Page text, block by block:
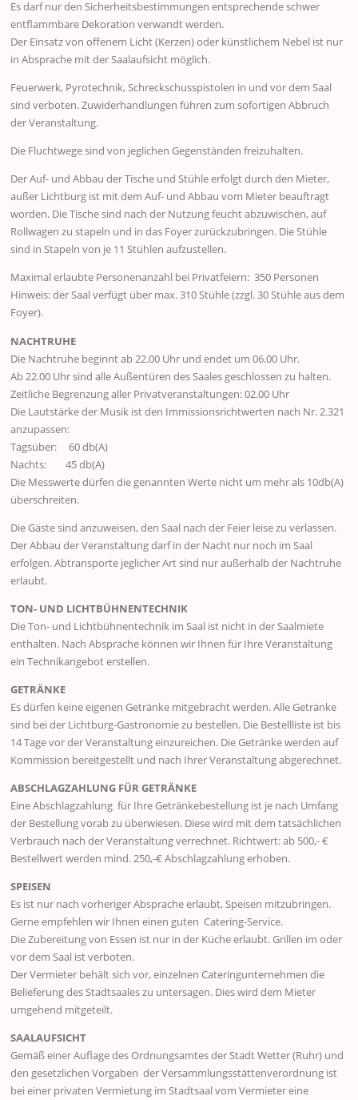
Es darf nur den Sicherheitsbestimmungen entsprechende schwer
entflammbare Dekoration verwandt werden.
Der Einsatz von offenem Licht (Kerzen) oder künstlichem Nebel ist nur
in Absprache mit der Saalaufsicht möglich.
Feuerwerk, Pyrotechnik, Schreckschusspistolen in und vor dem Saal
sind verboten. Zuwiderhandlungen führen zum sofortigen Abbruch
der Veranstaltung.
Die Fluchtwege sind von jeglichen Gegenständen freizuhalten.
Der Auf- und Abbau der Tische und Stühle erfolgt durch den Mieter,
außer Lichtburg ist mit dem Auf- und Abbau vom Mieter beauftragt
worden. Die Tische sind nach der Nutzung feucht abzuwischen, auf
Rollwagen zu stapeln und in das Foyer zurückzubringen. Die Stühle
sind in Stapeln von je 11 Stühlen aufzustellen.
Maximal erlaubte Personenanzahl bei Privatfeiern: 350 Personen
Hinweis: der Saal verfügt über max. 310 Stühle (zzgl. 30 Stühle aus dem
Foyer).
NACHTRUHE
Die Nachtruhe beginnt ab 22.00 Uhr und endet um 06.00 Uhr.
Ab 22.00 Uhr sind alle Außentüren des Saales geschlossen zu halten.
Zeitliche Begrenzung aller Privatveranstaltungen: 02.00 Uhr
Die Lautstärke der Musik ist den Immissionsrichtwerten nach Nr. 2.321
anzupassen:
Tagsüber: 60 db(A)
Nachts: 45 db(A)
Die Messwerte dürfen die genannten Werte nicht um mehr als 10db(A)
überschreiten.
Die Gäste sind anzuweisen, den Saal nach der Feier leise zu verlassen.
Der Abbau der Veranstaltung darf in der Nacht nur noch im Saal
erfolgen. Abtransporte jeglicher Art sind nur außerhalb der Nachtruhe
erlaubt.
TON- UND LICHTBÜHNENTECHNIK
Die Ton- und Lichtbühnentechnik im Saal ist nicht in der Saalmiete
enthalten. Nach Absprache können wir Ihnen für Ihre Veranstaltung
ein Technikangebot erstellen.
GETRÄNKE
Es dürfen keine eigenen Getränke mitgebracht werden. Alle Getränke
sind bei der Lichtburg-Gastronomie zu bestellen. Die Bestellliste ist bis
14 Tage vor der Veranstaltung einzureichen. Die Getränke werden auf
Kommission bereitgestellt und nach Ihrer Veranstaltung abgerechnet.
ABSCHLAGZAHLUNG FÜR GETRÄNKE
Eine Abschlagzahlung für Ihre Getränkebestellung ist je nach Umfang
der Bestellung vorab zu überwiesen. Diese wird mit dem tatsächlichen
Verbrauch nach der Veranstaltung verrechnet. Richtwert: ab 500,- €
Bestellwert werden mind. 250,-€ Abschlagzahlung erhoben.
SPEISEN
Es ist nur nach vorheriger Absprache erlaubt, Speisen mitzubringen.
Gerne empfehlen wir Ihnen einen guten Catering-Service.
Die Zubereitung von Essen ist nur in der Küche erlaubt. Grillen im oder
vor dem Saal ist verboten.
Der Vermieter behält sich vor, einzelnen Cateringunternehmen die
Belieferung des Stadtsaales zu untersagen. Dies wird dem Mieter
umgehend mitgeteilt.
SAALAUFSICHT
Gemäß einer Auflage des Ordnungsamtes der Stadt Wetter (Ruhr) und
den gesetzlichen Vorgaben der Versammlungsstättenverordnung ist
bei einer privaten Vermietung im Stadtsaal vom Vermieter eine